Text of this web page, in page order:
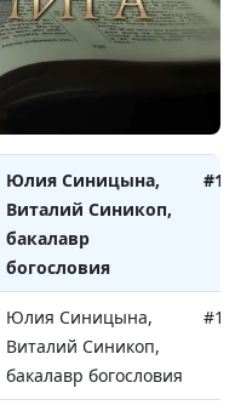
бакалавр богословия
Юлия Синицына,
Виталий Синикоп,
бакалавр богословия
Юлия Синицына,
Виталий Синикоп,
бакалавр
богословия
Юлия Синицына,
Виталий Синикоп,
бакалавр богословия